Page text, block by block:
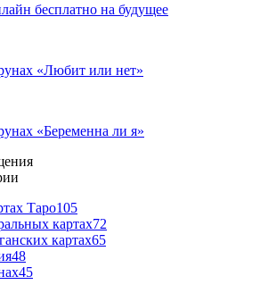
бесплатно на будущее
«Любит или нет»
«Беременна ли я»
Таро105
картах72
картах65
48
45